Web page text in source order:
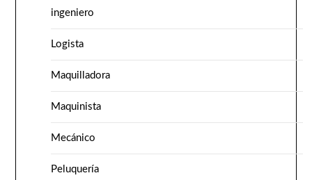
ingeniero
Logista
Maquilladora
Maquinista
Mecánico
Peluquería